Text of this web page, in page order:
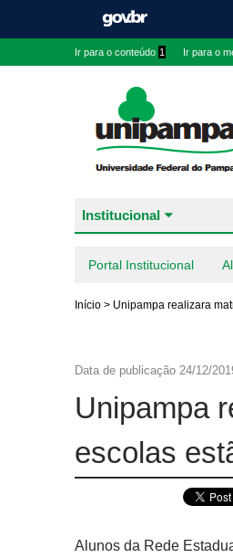
Ir para o conteúdo 1 Ir para o
Institucional
Portal Institucional
Início > Unipampa realizara
Data de publicação 24/12/
Unipampa
escolas
Alunos da Rede